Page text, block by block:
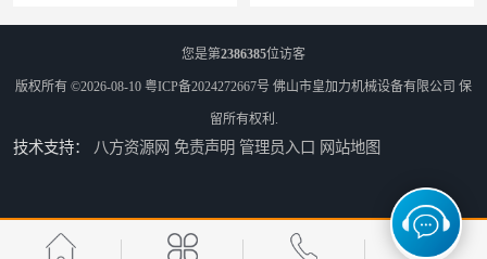
闽台柴油叉车上货平台 操作方便 加快物料流通速度
您是第2386385位访客
版权所有 ©2026-08-10 粤ICP备2024272667号 佛山市皇加力机械设备有限公司 保
留所有权利.
技术支持： 八方资源网 免责声明 管理员入口 网站地图